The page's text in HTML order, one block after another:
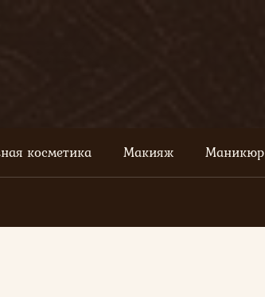
косметика Макияж Маникюр